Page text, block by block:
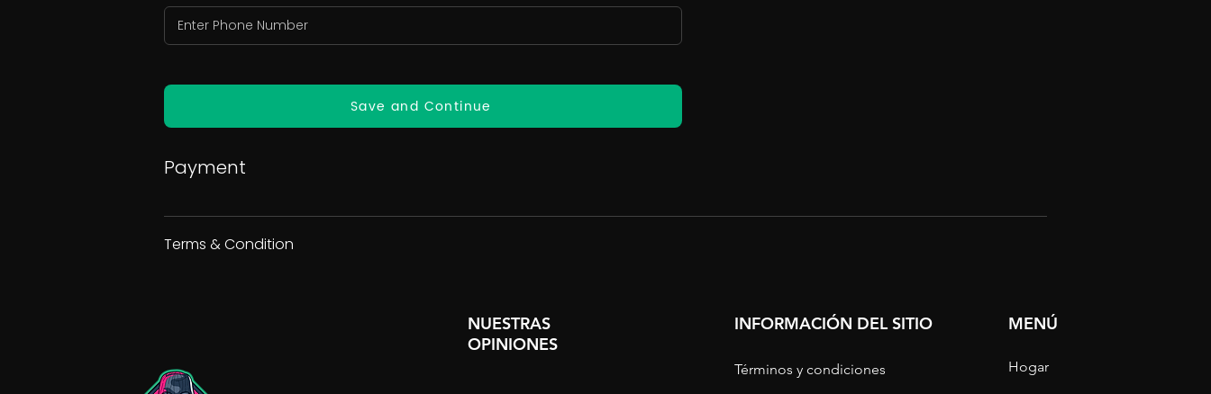
Save and Continue
Payment
Terms & Condition
NUESTRAS
OPINIONES
INFORMACIÓN DEL SITIO
Términos y condiciones
MENÚ
Hogar